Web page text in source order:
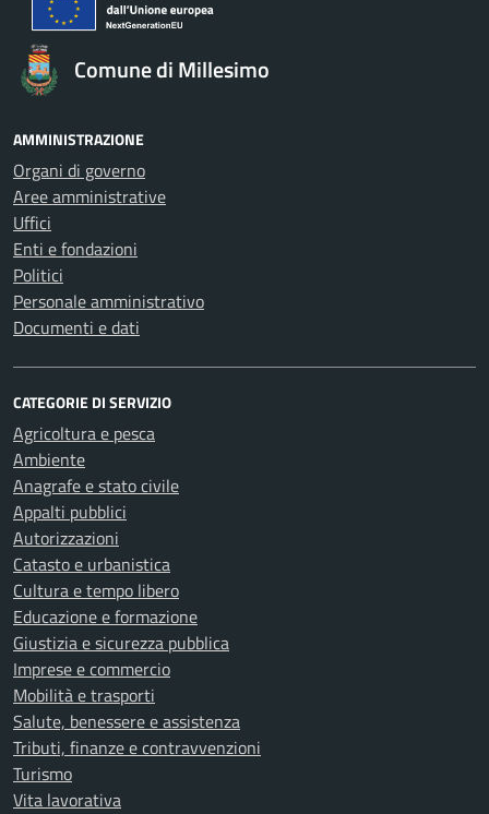
Comune di Millesimo
AMMINISTRAZIONE
Organi di governo
Aree amministrative
Uffici
Enti e fondazioni
Politici
Personale amministrativo
Documenti e dati
CATEGORIE DI SERVIZIO
Agricoltura e pesca
Ambiente
Anagrafe e stato civile
Appalti pubblici
Autorizzazioni
Catasto e urbanistica
Cultura e tempo libero
Educazione e formazione
Giustizia e sicurezza pubblica
Imprese e commercio
Mobilità e trasporti
Salute, benessere e assistenza
Tributi, finanze e contravvenzioni
Turismo
Vita lavorativa